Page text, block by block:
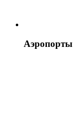
Аэропорты